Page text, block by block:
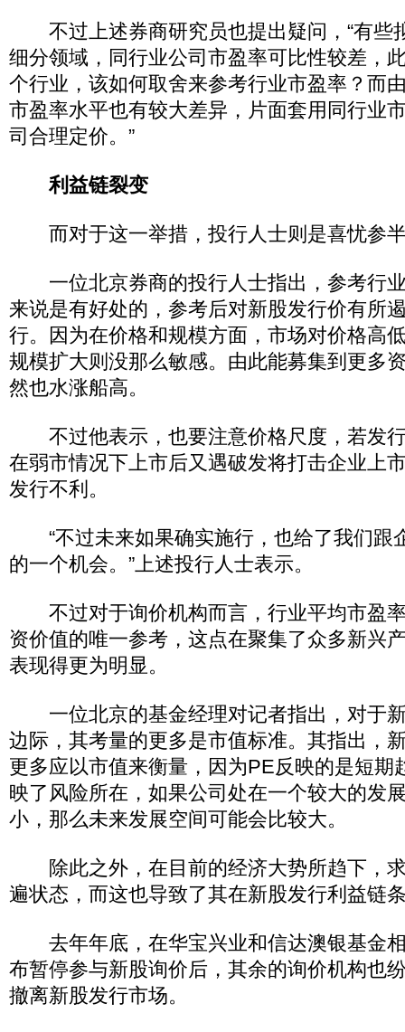
不过上述券商研究员也提出疑问，“有些
细分领域，同行业公司市盈率可比性较差，
个行业，该如何取舍来参考行业市盈率？而
市盈率水平也有较大差异，片面套用同行业
司合理定价。”
利益链裂变
而对于这一举措，投行人士则是喜忧参
一位北京券商的投行人士指出，参考行
来说是有好处的，参考后对新股发行价有所
行。因为在价格和规模方面，市场对价格高
规模扩大则没那么敏感。由此能募集到更多
然也水涨船高。
不过他表示，也要注意价格尺度，若发
在弱市情况下上市后又遇破发将打击企业上
发行不利。
“不过未来如果确实施行，也给了我们跟
的一个机会。”上述投行人士表示。
不过对于询价机构而言，行业平均市盈
资价值的唯一参考，这点在聚集了众多新兴
表现得更为明显。
一位北京的基金经理对记者指出，对于
边际，其考量的更多是市值标准。其指出，
更多应以市值来衡量，因为PE反映的是短期
映了风险所在，如果公司处在一个较大的发
小，那么未来发展空间可能会比较大。
除此之外，在目前的经济大势所趋下，
遍状态，而这也导致了其在新股发行利益链
去年年底，在华宝兴业和信达澳银基金相
布暂停参与新股询价后，其余的询价机构也
撤离新股发行市场。